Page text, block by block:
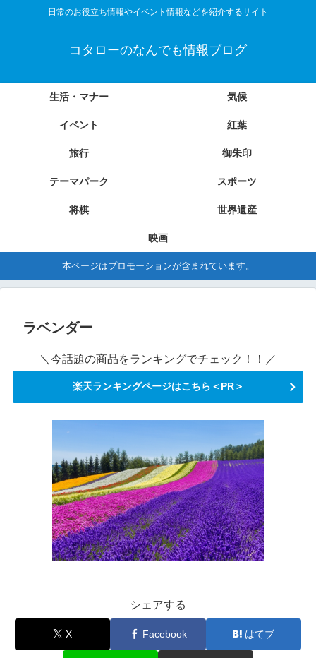
日常のお役立ち情報やイベント情報などを紹介するサイト
コタローのなんでも情報ブログ
生活・マナー 気候
イベント 紅葉
旅行 御朱印
テーマパーク スポーツ
将棋 世界遺産
映画
本ページはプロモーションが含まれています。
ラベンダー
＼今話題の商品をランキングでチェック！！／
楽天ランキングページはこちら＜PR＞
シェアする
X Facebook はてブ